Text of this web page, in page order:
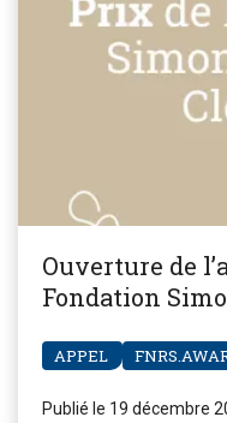
Ouverture de
Fondation
APPEL
Publié le 19 décembre